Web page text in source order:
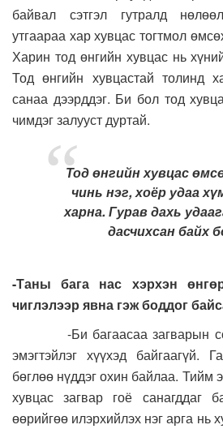
байвал сэтгэл гутралд
утгаараа хар хувцас тогтмол
Харин тод өнгийн хувцас нь
Тод өнгийн хувцастай толинд
санаа дээрддэг. Би бол тод
чимдэг залууст дуртай.
Тод өнгийн хувцас
чинь нэг, хоёр удаа
харна. Гурав дахь
дасчихсан байх
-Таны бага нас хэрхэн
чиглэлээр явна гэж боддог
-Би багаасаа загварын
эмэгтэйлэг хүүхэд байгаагүй.
бөглөө нүддэг охин байлаа. Тийм
хувцас загвар гоё санагддаг
өөрийгөө илэрхийлэх нэг арга нь